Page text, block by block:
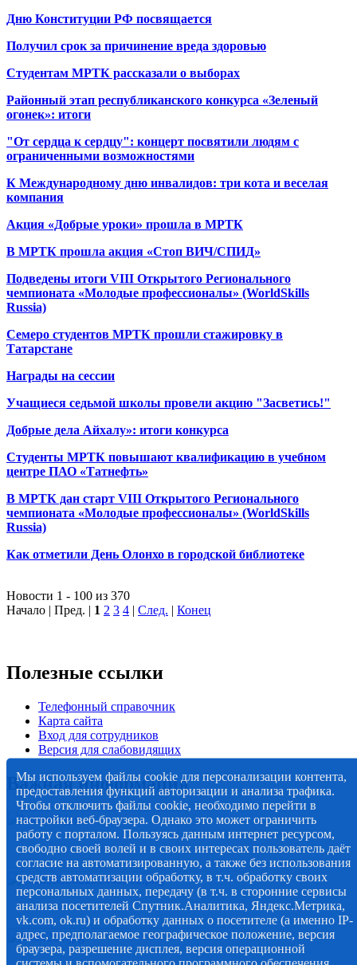
Дню Конституции РФ посвящается
Получил срок за причинение вреда здоровью
Студентам МРТК рассказали о выборах
Районный этап республиканского конкурса «Зеленый
огонек»: итоги
"От сердца к сердцу": концерт посвятили людям с
ограниченными возможностями
К Международному дню инвалидов: три кота и веселая
компания
Акция «Добрые уроки» прошла в МРТК
В МРТК прошла акция «Стоп ВИЧ/СПИД»
Подведены итоги VIII Открытого Регионального
чемпионата «Молодые профессионалы» (WorldSkills
Russia)
Семеро студентов МРТК прошли стажировку в
Татарстане
Награды на сессии
Учащиеся седьмой школы провели акцию "Засветись!"
Добрые дела Айхалу»: итоги конкурса
Студенты МРТК повышают квалификацию в учебном
центре ПАО «Татнефть»
В МРТК дан старт VIII Открытого Регионального
чемпионата «Молодые профессионалы» (WorldSkills
Russia)
Как отметили День Олонхо в городской библиотеке
Новости 1 - 100 из 370
Начало | Пред. | 1 2 3 4 | След. | Конец
Полезные ссылки
Телефонный справочник
Карта сайта
Вход для сотрудников
Версия для слабовидящих
Важная информация
Мы используем файлы cookie для персонализации контента,
предоставления функций авторизации и анализа трафика.
Чтобы отключить файлы cookie, необходимо перейти в
настройки веб-браузера. Однако это может ограничить
работу с порталом. Пользуясь данным интернет ресурсом,
свободно своей волей и в своих интересах пользователь даёт
согласие на автоматизированную, а также без использования
средств автоматизации обработку, в т.ч. обработку своих
персональных данных, передачу (в т.ч. в сторонние сервисы
анализа посетителей Спутник.Аналитика, Яндекс.Метрика,
vk.com, ok.ru) и обработку данных о посетителе (а именно IP-
адрес, предполагаемое географическое положение, версия
браузера, разрешение дисплея, версия операционной